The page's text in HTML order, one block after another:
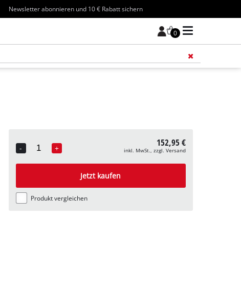
Newsletter abonnieren und 10 € Rabatt sichern
0
-
Quantity
+ 152,95 €
inkl. MwSt., zzgl. Versand
Jetzt kaufen
Produkt vergleichen